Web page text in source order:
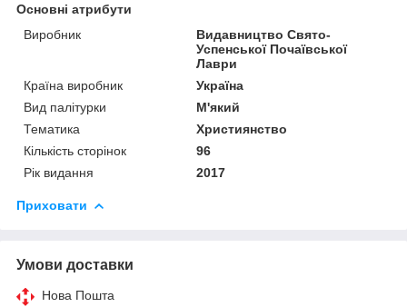
Основні атрибути
Виробник
Видавництво Свято-
Успенської Почаївської
Лаври
Країна виробник
Україна
Вид палітурки
М'який
Тематика
Християнство
Кількість сторінок
96
Рік видання
2017
Приховати
Умови доставки
Нова Пошта